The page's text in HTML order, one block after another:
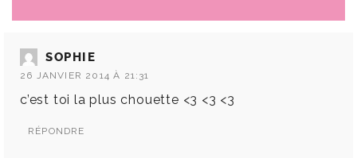
SOPHIE
26 JANVIER 2014 À 21:31
c’est toi la plus chouette <3 <3 <3
RÉPONDRE